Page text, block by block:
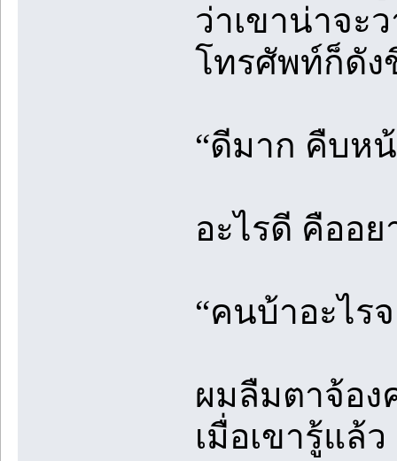
ว่าเขาน่าจะ
โทรศัพท์ก็ดัง
“ดีมาก คืบห
อะไรดี คืออย
“คนบ้าอะไร
ผมลืมตาจ้อง
เมื่อเขารู้แล้